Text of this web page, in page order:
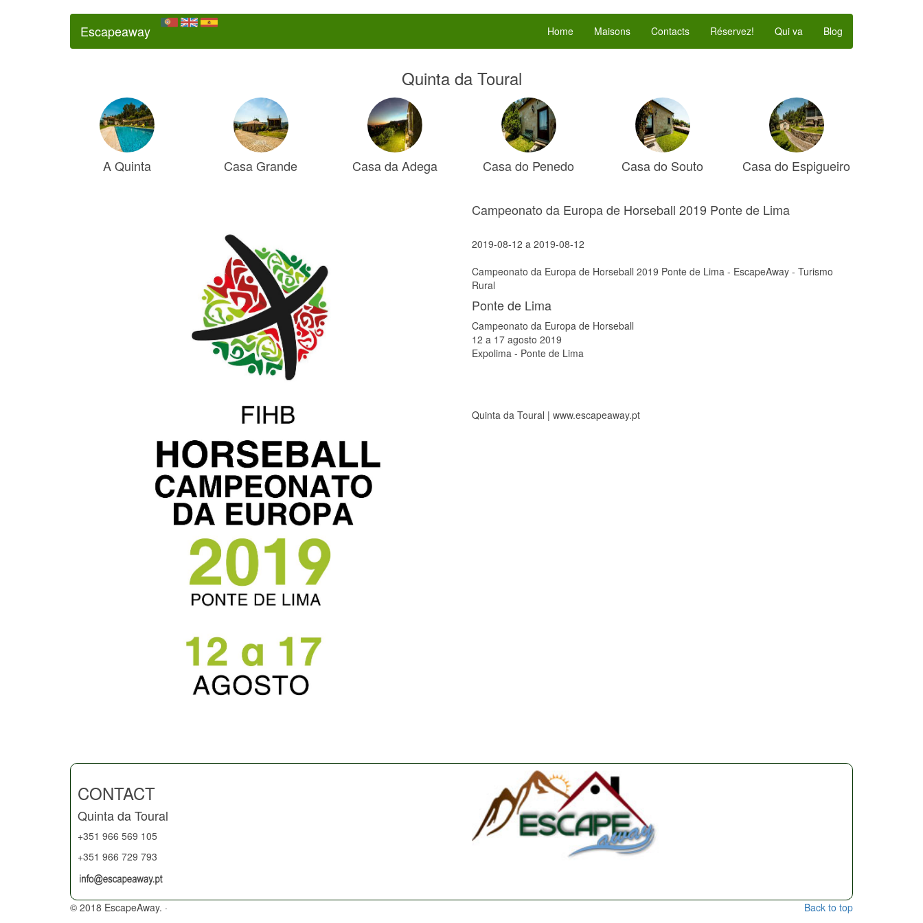
Escapeaway Home Maisons Contacts Réservez! Qui va Blog
Quinta da Toural
A Quinta Casa Grande Casa da Adega Casa do Penedo Casa do Souto Casa do Espigueiro
Campeonato da Europa de Horseball 2019 Ponte de Lima
2019-08-12 a 2019-08-12
Campeonato da Europa de Horseball 2019 Ponte de Lima - EscapeAway - Turismo
Rural
Ponte de Lima
Campeonato da Europa de Horseball
12 a 17 agosto 2019
Expolima - Ponte de Lima
Quinta da Toural | www.escapeaway.pt
CONTACT
Quinta da Toural
+351 966 569 105
+351 966 729 793
Back to top
© 2018 EscapeAway. ·